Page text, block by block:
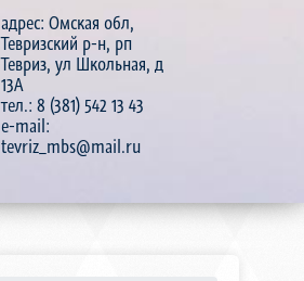
адрес: Омская обл,
Тевризский р-н, рп
Тевриз, ул Школьная, д
13А
тел.: 8 (381) 542 13 43
e-mail:
tevriz_mbs@mail.ru